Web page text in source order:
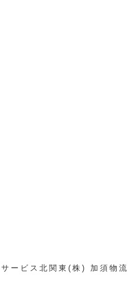
ービス北関東(株) 加須物